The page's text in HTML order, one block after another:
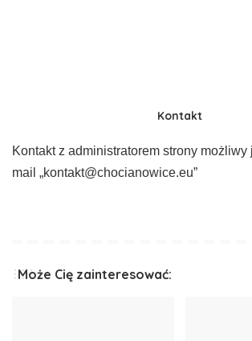
Kontakt
Kontakt z administratorem strony możliwy
mail „kontakt@chocianowice.eu”
Może Cię zainteresować: